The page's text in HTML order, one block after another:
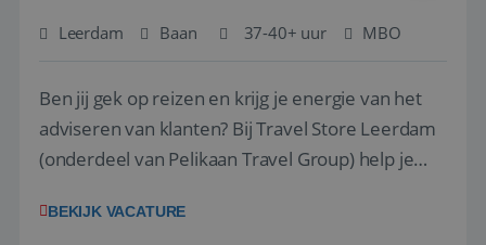
Leerdam Baan 37-40+ uur MBO
Ben jij gek op reizen en krijg je energie van het
adviseren van klanten? Bij Travel Store Leerdam
(onderdeel van Pelikaan Travel Group) help je
vinden. Samen maken we van elke reis een
BEKIJK VACATURE